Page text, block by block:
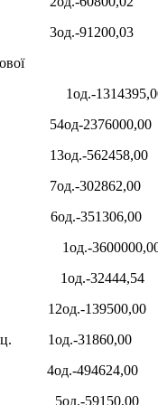
10 3од.-91200,03
54од-2376000,00
13од.-562458,00
7од.-302862,00
351306,00
1од.-
32444,54
139500,00
1од.-31860,00
494624,00
59150,00